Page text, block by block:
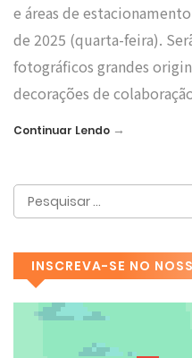
e áreas de
de 2025 (quarta-feira).
fotográficos grandes
decorações de
Continuar Lendo →
INSCREVA-SE NO